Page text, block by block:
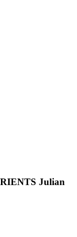
Julian